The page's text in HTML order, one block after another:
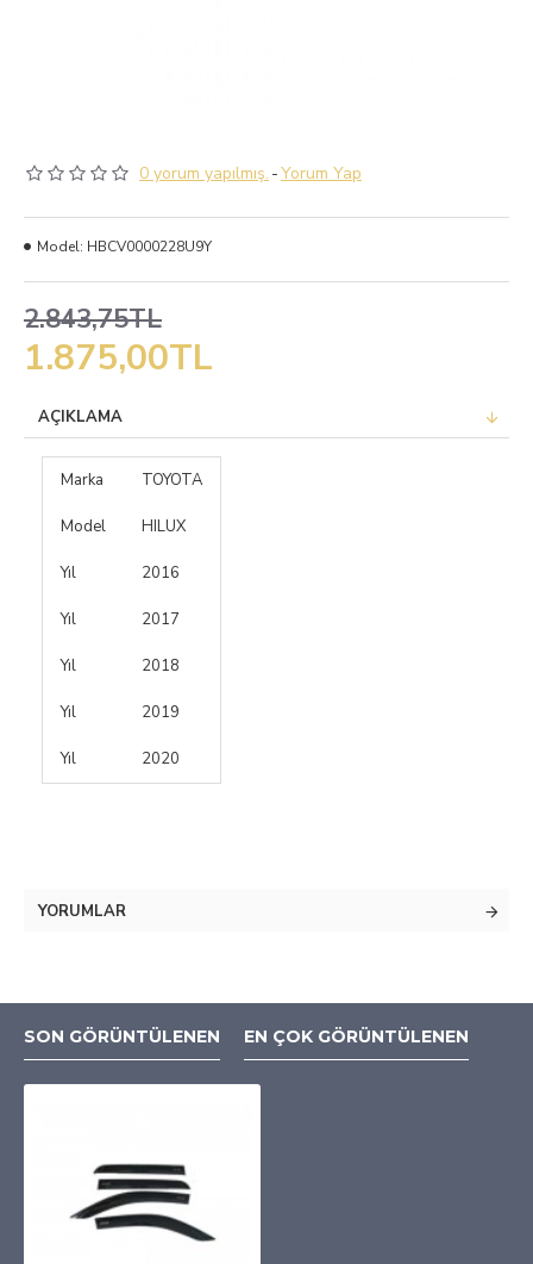
0 yorum yapılmış. -Yorum Yap
1.875,00TL
2.843,75TL
Model: HBCV0000228U9Y
AÇIKLAMA
Marka TOYOTA
Model HILUX
Yıl 2016
Yıl 2017
Yıl 2018
Yıl 2019
Yıl 2020
YORUMLAR
SON GÖRÜNTÜLENEN EN ÇOK GÖRÜNTÜLENEN